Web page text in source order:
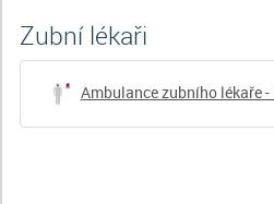
zubní lékaři
Ambulance zubního lékaře